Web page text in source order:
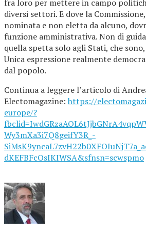
fra loro per mettere in campo
diversi settori. E dove la
nominata e non eletta da alcuno,
funzione amministrativa. Non di
quella spetta solo agli Stati, che
Unica espressione realmente
dal popolo.
Continua a leggere l’articolo di
Electomagazine: https://
europe/?
Wy3mXa3i7Q8geifY3R_-
dKEFBFcOsIKIWSA&sfnsn=scwspmo